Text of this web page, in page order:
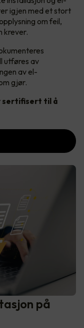
igjen med et stort
om feil,
krever.
utføres av
av el-
gjør.
sertifisert til å
på